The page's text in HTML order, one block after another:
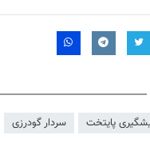
پایتخت سردار گودرزی